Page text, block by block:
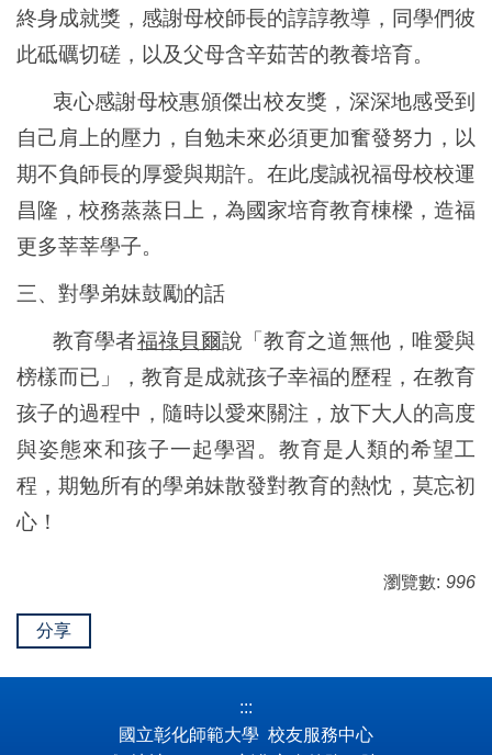
終身成就獎，感謝母校師長的諄諄教導，同學們彼
此砥礪切磋，以及父母含辛茹苦的教養培育。
衷心感謝母校惠頒傑出校友獎，深深地感受到
自己肩上的壓力，自勉未來必須更加奮發努力，以
期不負師長的厚愛與期許。在此虔誠祝福母校校運
昌隆，校務蒸蒸日上，為國家培育教育棟樑，造福
更多莘莘學子。
三、對學弟妹鼓勵的話
教育學者福祿貝爾說「教育之道無他，唯愛與
榜樣而已」，教育是成就孩子幸福的歷程，在教育
孩子的過程中，隨時以愛來關注，放下大人的高度
與姿態來和孩子一起學習。教育是人類的希望工
程，期勉所有的學弟妹散發對教育的熱忱，莫忘初
心！
瀏覽數: 996
分享
:::
國立彰化師範大學 校友服務中心